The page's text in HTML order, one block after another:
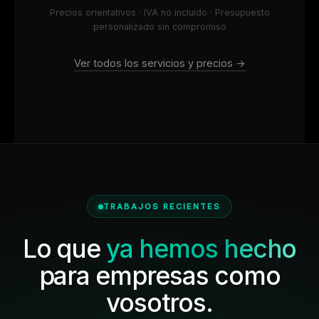
Precios orientativos · IVA no incluido · Presupuesto
personalizado sin compromiso
Ver todos los servicios y precios →
TRABAJOS RECIENTES
Lo que ya hemos hecho
para empresas como
vosotros.